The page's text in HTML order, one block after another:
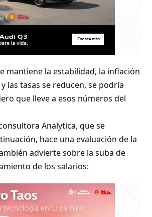
mantiene la estabilidad, la inflación
las tasas se reducen, se podría
que lleve a esos números del
Analytica, que se
hace una evaluación de la
advierte sobre la suba de
de los salarios: